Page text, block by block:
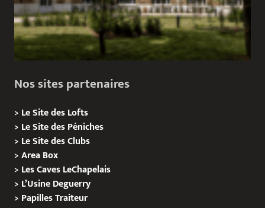
Nos sites partenaires
> Le Site des Lofts
> Le Site des Péniches
> Le Site des Clubs
>Area Box
> Les Caves LeChapelais
> L’Usine Deguerry
> PapillesTraiteur